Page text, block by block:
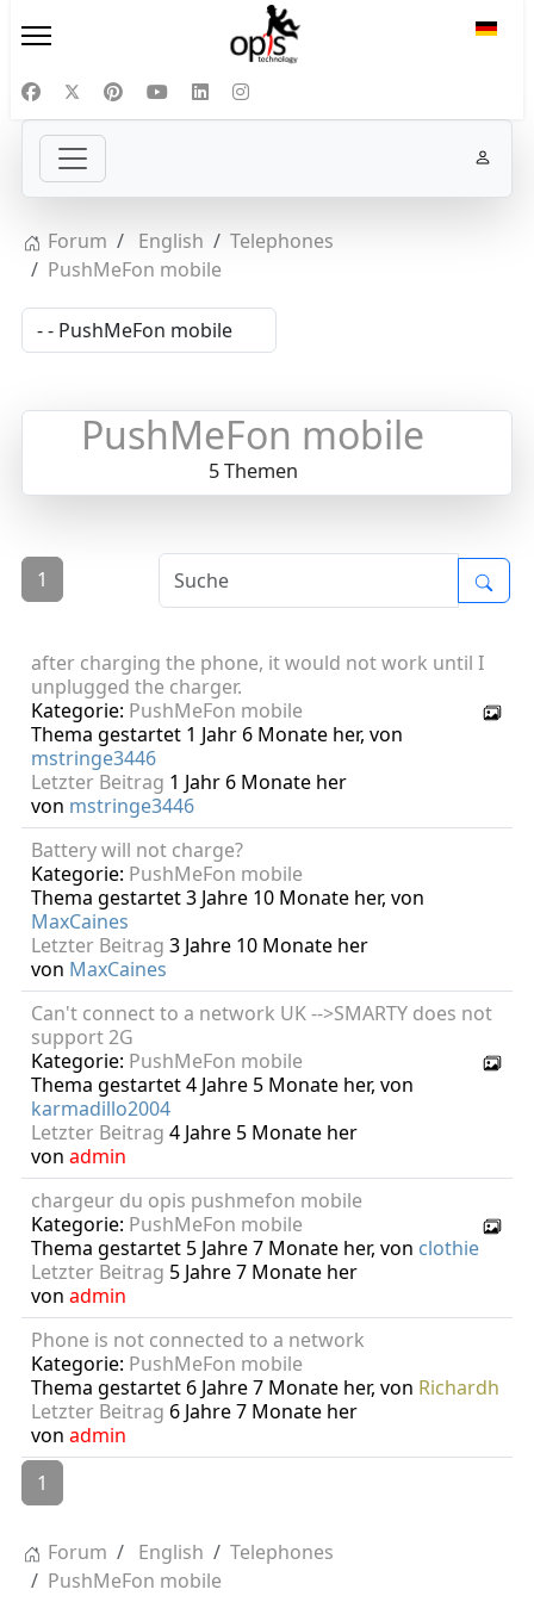
Forum English
Telephones
PushMeFon mobile
PushMeFon mobile
5 Themen
1
after charging the phone, it would not work until I
unplugged the charger.
Kategorie: PushMeFon mobile
Thema gestartet 1 Jahr 6 Monate her, von
mstringe3446
Letzter Beitrag 1 Jahr 6 Monate her
von mstringe3446
Battery will not charge?
Kategorie: PushMeFon mobile
Thema gestartet 3 Jahre 10 Monate her, von
MaxCaines
Letzter Beitrag 3 Jahre 10 Monate her
von MaxCaines
Can't connect to a network UK -->SMARTY does not
support 2G
Kategorie: PushMeFon mobile
Thema gestartet 4 Jahre 5 Monate her, von
karmadillo2004
Letzter Beitrag 4 Jahre 5 Monate her
von admin
chargeur du opis pushmefon mobile
Kategorie: PushMeFon mobile
Thema gestartet 5 Jahre 7 Monate her, von clothie
Letzter Beitrag 5 Jahre 7 Monate her
von admin
Phone is not connected to a network
Kategorie: PushMeFon mobile
Thema gestartet 6 Jahre 7 Monate her, von Richardh
Letzter Beitrag 6 Jahre 7 Monate her
von admin
1
Forum English
Telephones
PushMeFon mobile